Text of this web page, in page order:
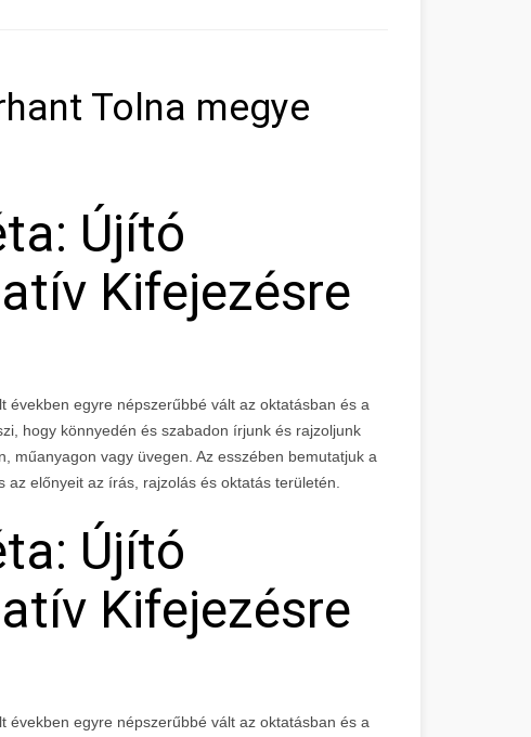
Tolna megye
Újító
Kifejezésre
években egyre népszerűbbé vált az oktatásban és a
hogy könnyedén és szabadon írjunk és rajzoljunk
műanyagon vagy üvegen. Az esszében bemutatjuk a
előnyeit az írás, rajzolás és oktatás területén.
Újító
Kifejezésre
években egyre népszerűbbé vált az oktatásban és a